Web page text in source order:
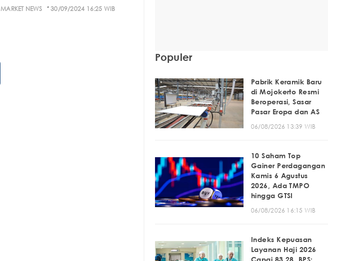
MARKET NEWS · 30/09/2024 16:25 WIB
Populer
Pabrik Keramik Baru
di Mojokerto Resmi
Beroperasi, Sasar
Pasar Eropa dan AS
06/08/2026 13:39 WIB
10 Saham Top
Gainer Perdagangan
Kamis 6 Agustus
2026, Ada TMPO
hingga GTSI
06/08/2026 16:15 WIB
Indeks Kepuasan
Layanan Haji 2026
Capai 83,28, BPS: